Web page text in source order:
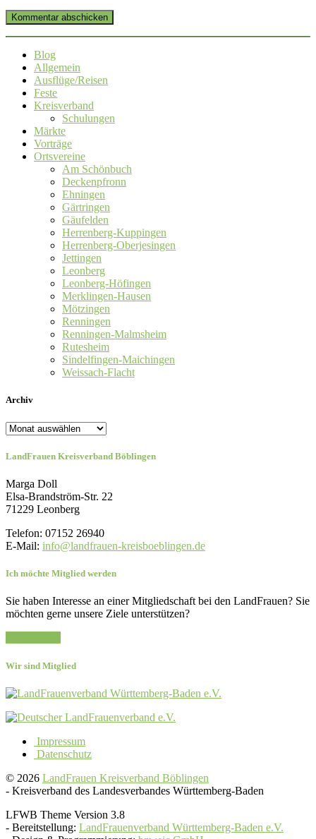
Kommentar abschicken
Blog
Allgemein
Ausflüge/Reisen
Feste
Kreisverband
Schulungen
Märkte
Vorträge
Ortsvereine
Am Schönbuch
Deckenpfronn
Ehningen
Gärtringen
Gäufelden
Herrenberg-Kuppingen
Herrenberg-Oberjesingen
Jettingen
Leonberg
Leonberg-Höfingen
Merklingen-Hausen
Mötzingen
Renningen
Renningen-Malmsheim
Rutesheim
Sindelfingen-Maichingen
Weissach-Flacht
Archiv
Archiv
LandFrauen Kreisverband Böblingen
Marga Doll
Elsa-Brandström-Str. 22
71229 Leonberg
Telefon: 07152 26940
E-Mail: info@landfrauen-kreisboeblingen.de
Ich möchte Mitglied werden
Sie haben Interesse an einer Mitgliedschaft bei den LandFrauen? Sie
möchten gerne unsere Ziele unterstützen?
Wir sind Mitglied
Impressum
Datenschutz
© 2026 LandFrauen Kreisverband Böblingen
- Kreisverband des Landesverbandes Württemberg-Baden
LFWB Theme Version 3.8
- Bereitstellung: LandFrauenverband Württemberg-Baden e.V.